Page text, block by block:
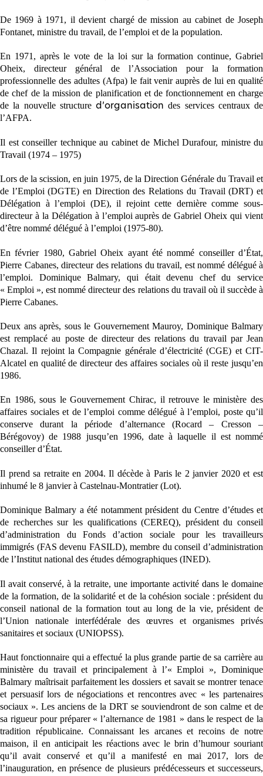
De 1969 à 1971, il devient chargé de mission au cabinet de Joseph
Fontanet, ministre du travail, de l’emploi et de la population.
En 1971, après le vote de la loi sur la formation continue, Gabriel
Oheix, directeur général de l’Association pour la formation
professionnelle des adultes (Afpa) le fait venir auprès de lui en qualité
de chef de la mission de planification et de fonctionnement en charge
de la nouvelle structure d’organisationdes services centraux de
l’AFPA.
Il est conseiller technique au cabinet de Michel Durafour, ministre du
Travail (1974 – 1975)
Lors de la scission, en juin 1975, de la Direction Générale du Travail et
de l’Emploi (DGTE) en Direction des Relations du Travail (DRT) et
Délégation à l’emploi (DE), il rejoint cette dernière comme sous-
directeur à la Délégation à l’emploi auprès de Gabriel Oheix qui vient
d’être nommé délégué à l’emploi (1975-80).
En février 1980, Gabriel Oheix ayant été nommé conseiller d’État,
Pierre Cabanes, directeur des relations du travail, est nommé délégué à
l’emploi. Dominique Balmary, qui était devenu chef du service
« Emploi », est nommé directeur des relations du travail où il succède à
Pierre Cabanes.
Deux ans après, sous le Gouvernement Mauroy, Dominique Balmary
est remplacé au poste de directeur des relations du travail par Jean
Chazal. Il rejoint la Compagnie générale d’électricité (CGE) et CIT-
Alcatel en qualité de directeur des affaires sociales où il reste jusqu’en
1986.
En 1986, sous le Gouvernement Chirac, il retrouve le ministère des
affaires sociales et de l’emploi comme délégué à l’emploi, poste qu’il
conserve durant la période d’alternance (Rocard – Cresson –
Bérégovoy) de 1988 jusqu’en 1996, date à laquelle il est nommé
conseiller d’État.
Il prend sa retraite en 2004. Il décède à Paris le 2 janvier 2020 et est
inhumé le 8 janvier à Castelnau-Montratier (Lot).
Dominique Balmary a été notamment président du Centre d’études et
de recherches sur les qualifications (CEREQ), président du conseil
d’administration du Fonds d’action sociale pour les travailleurs
immigrés (FAS devenu FASILD), membre du conseil d’administration
de l’Institut national des études démographiques (INED).
Il avait conservé, à la retraite, une importante activité dans le domaine
de la formation, de la solidarité et de la cohésion sociale : président du
conseil national de la formation tout au long de la vie, président de
l’Union nationale interfédérale des œuvres et organismes privés
sanitaires et sociaux (UNIOPSS).
Haut fonctionnaire qui a effectué la plus grande partie de sa carrière au
ministère du travail et principalement à l’« Emploi », Dominique
Balmary maîtrisait parfaitement les dossiers et savait se montrer tenace
et persuasif lors de négociations et rencontres avec « les partenaires
sociaux ». Les anciens de la DRT se souviendront de son calme et de
sa rigueur pour préparer « l’alternance de 1981 » dans le respect de la
tradition républicaine. Connaissant les arcanes et recoins de notre
maison, il en anticipait les réactions avec le brin d’humour souriant
qu’il avait conservé et qu’il a manifesté en mai 2017, lors de
l’inauguration, en présence de plusieurs prédécesseurs et successeurs,